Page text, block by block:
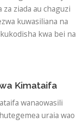
ziada au chaguzi
kuwasiliana na
kwa bei na
Kimataifa
wanaowasili
uraia wao